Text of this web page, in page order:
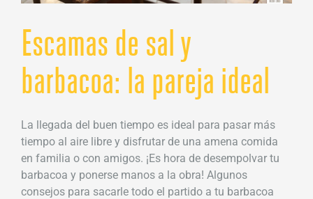
Escamas de sal y
barbacoa: la pareja ideal
La llegada del buen tiempo es ideal para pasar más
tiempo al aire libre y disfrutar de una amena comida
en familia o con amigos. ¡Es hora de desempolvar tu
barbacoa y ponerse manos a la obra! Algunos
consejos para sacarle todo el partido a tu barbacoa